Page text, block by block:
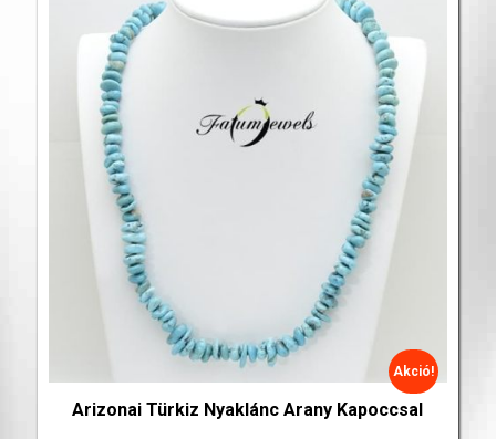
Arizonai Türkiz Nyaklánc Arany Kapoccsal
Akció!